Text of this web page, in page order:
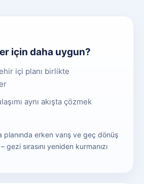
için daha uygun?
içi planı birlikte
aynı akışta çözmek
planında erken varış ve geç dönüş
sırasını yeniden kurmanızı